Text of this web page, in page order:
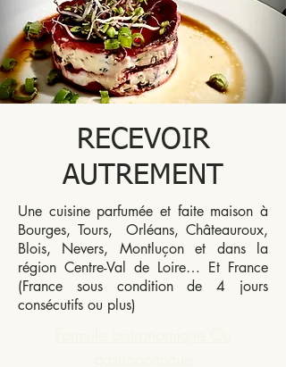
RECEVOIR
AUTREMENT
Une cuisine parfumée et faite maison à
Bourges, Tours, Orléans, Châteauroux,
Blois, Nevers, Montluçon et dans la
région Centre-Val de Loire… Et France
(France sous condition de 4 jours
consécutifs ou plus)